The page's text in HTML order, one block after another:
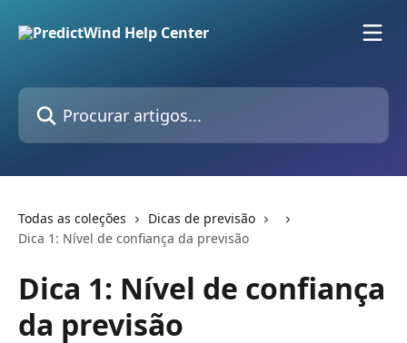
Procurar artigos...
Todas as coleções
Dicas de previsão
Dica 1: Nível de confiança da previsão
Dica 1: Nível de confiança
da previsão